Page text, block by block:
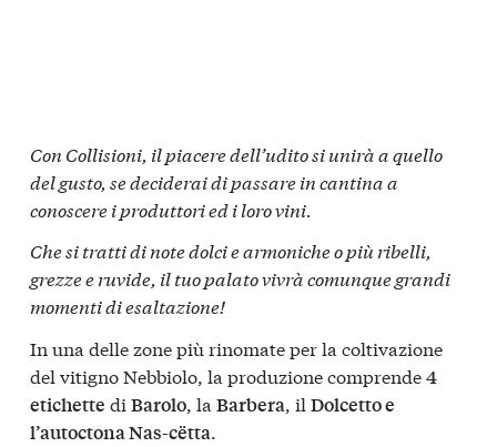
Con Collisioni, il piacere dell’udito si unirà a quello
del gusto, se deciderai di passare in cantina a
conoscere i produttori ed i loro vini.
Che si tratti di note dolci e armoniche o più ribelli,
grezze e ruvide, il tuo palato vivrà comunque grandi
momenti di esaltazione!
In una delle zone più rinomate per la coltivazione
del vitigno Nebbiolo, la produzione comprende4
etichette di Barolo, la Barbera, il Dolcetto e
l’autoctona Nas-cëtta.